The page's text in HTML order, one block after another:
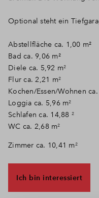
Optional steht ein
Abstellfläche ca. 1,00 m²
Bad ca. 9,06 m²
Diele ca. 5,92 m²
Flur ca. 2,21 m²
Kochen/Essen/Wohnen
Loggia ca. 5,96 m²
Schlafen ca. 14,88 ²
WC ca. 2,68 m²
Zimmer ca. 10,41 m²
Ich bin interessiert